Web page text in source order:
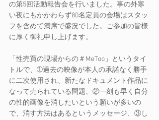
の第5回活動報告会を行いました。事の外寒
い夜にもかかわらず80名定員の会場はスタッ
フを含めて満席で盛況でした。ご参加の皆様
に厚く御礼申し上げます。
「性売買の現場からの＃MeToo」というタイ
トルで、➀過去の映像が本人の承諾なく勝手
に二次使用され、新たなドキュメント作品に
なって売られている問題、②一刻も早く自分
の性的画像を消したいという願いが多いの
で、消す方法はあるというメッセージ、③し